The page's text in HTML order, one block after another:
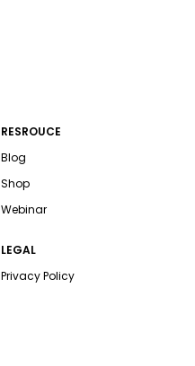
RESROUCE
Blog
Shop
Webinar
LEGAL
Privacy Policy